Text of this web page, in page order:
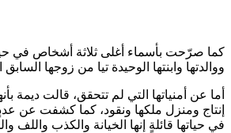
كما صرّحت بأسماء أغلى ثلاثة أشخاص في
ووالدتها وابنتها الوحيدة تيا من زوجها
أما عن أمنياتها التي لم تتحقق، قالت ديمة
إنتاج ومنزل ملكها ونقود، كما كشفت عن
في حياتها قائلةٍ إنها الخيانة والكذب واللف